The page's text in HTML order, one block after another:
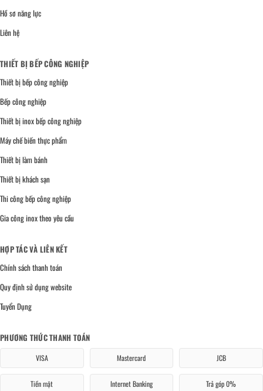
Hồ sơ năng lực
Liên hệ
THIẾT BỊ BẾP CÔNG NGHIỆP
Thiết bị bếp công nghiệp
Bếp công nghiệp
Thiết bị inox bếp công nghiệp
Máy chế biến thực phẩm
Thiết bị làm bánh
Thiết bị khách sạn
Thi công bếp công nghiệp
Gia công inox theo yêu cầu
HỢP TÁC VÀ LIÊN KẾT
Chính sách thanh toán
Quy định sử dụng website
Tuyển Dụng
PHƯƠNG THỨC THANH TOÁN
VISA Mastercard JCB
Tiền mặt Internet Banking Trả góp 0%